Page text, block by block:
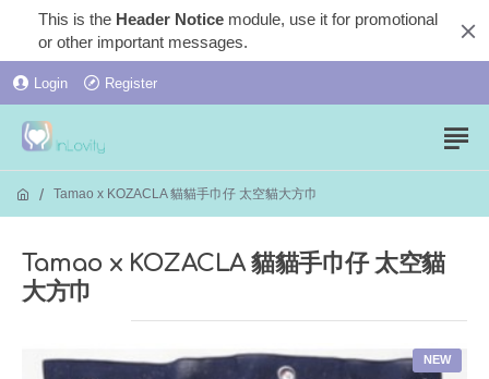
This is the Header Notice module, use it for promotional
or other important messages.
Login Register
Tamao x KOZACLA 貓貓手巾仔 太空貓大方巾
Tamao x KOZACLA 貓貓手巾仔 太空貓
大方巾
NEW